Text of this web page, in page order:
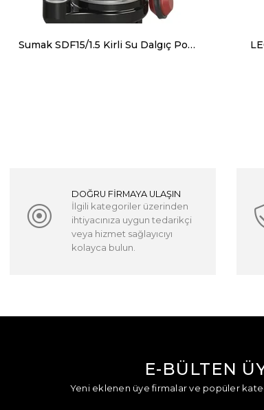
Sumak SDF15/1.5 Kirli Su Dalgıç Pompa Monofaze (220V) 1.5 Hp
DOĞRU FİRMAYA ULAŞIN
İlgili kategoriler üzerinden
ihtiyacınıza uygun tedarikçi
veya hizmet sağlayıcıyı
kolayca bulun.
E-BÜLTEN
Yeni eklenen üye firmalar ve popüler